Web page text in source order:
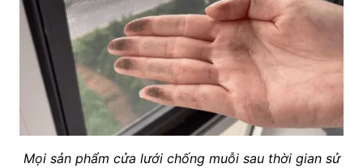
Mọi sản phẩm cửa lưới chống muỗi sau thời gian sử